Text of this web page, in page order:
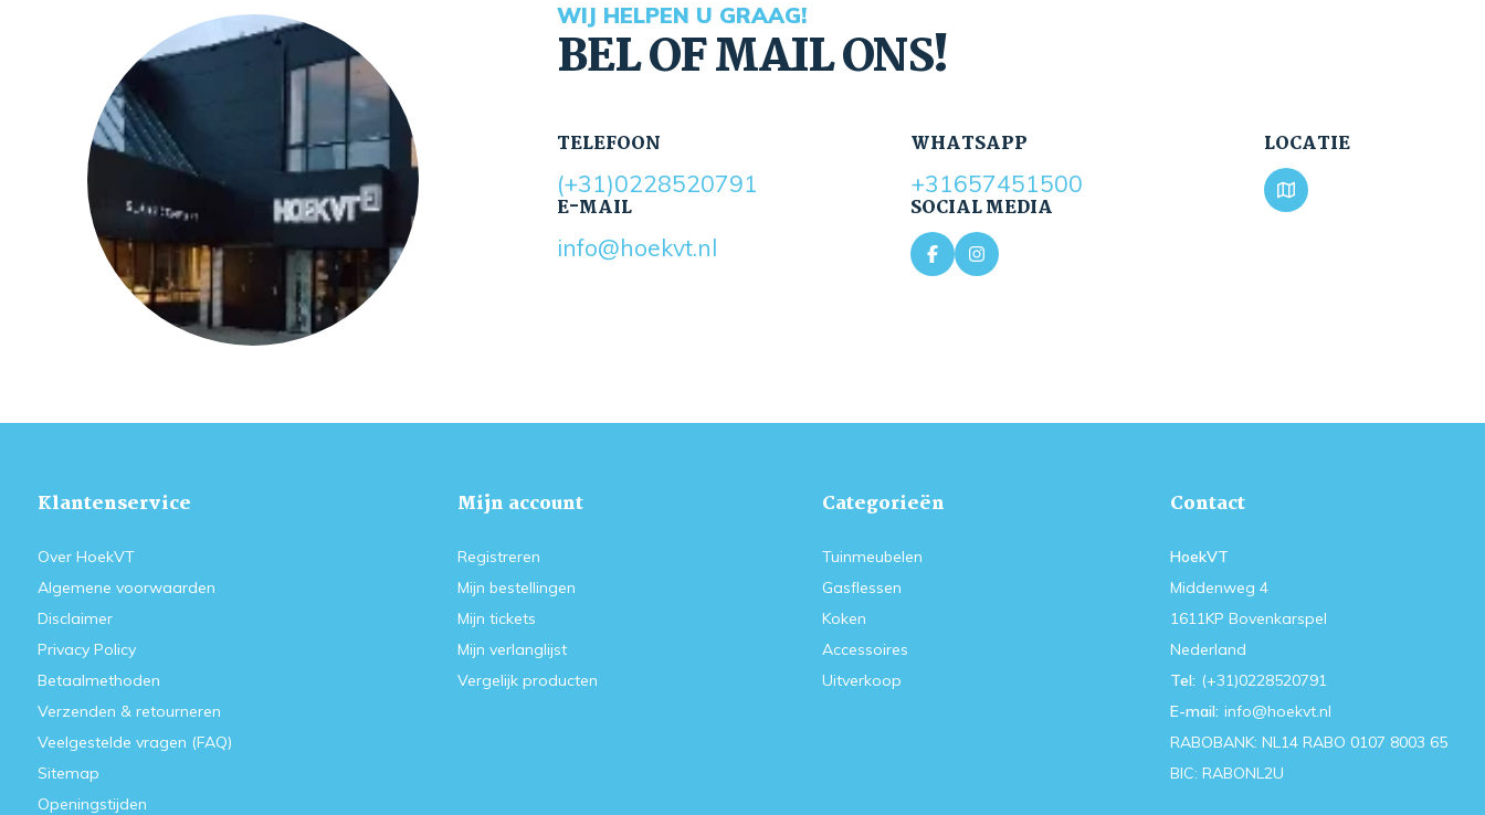
WIJ HELPEN U GRAAG!
BEL OF MAIL ONS!
TELEFOON
(+31)0228520791
E-MAIL
info@hoekvt.nl
WHATSAPP
+31657451500
SOCIAL MEDIA
LOCATIE
Klantenservice
Over HoekVT
Algemene voorwaarden
Disclaimer
Privacy Policy
Betaalmethoden
Verzenden & retourneren
Veelgestelde vragen (FAQ)
Sitemap
Openingstijden
Mijn account
Registreren
Mijn bestellingen
Mijn tickets
Mijn verlanglijst
Vergelijk producten
Categorieën
Tuinmeubelen
Gasflessen
Koken
Accessoires
Uitverkoop
Contact
HoekVT
Middenweg 4
1611KP Bovenkarspel
Nederland
Tel: (+31)0228520791
E-mail: info@hoekvt.nl
RABOBANK: NL14 RABO 0107 8003 65
BIC: RABONL2U